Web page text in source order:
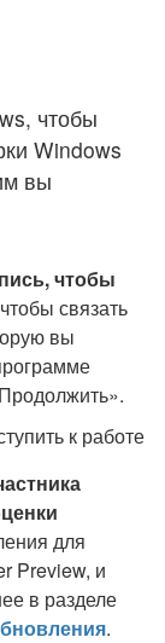
чтобы
Windows
вы
чтобы
связать
вы
для
Preview, и
в разделе
.